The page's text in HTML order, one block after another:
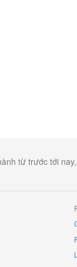
từ trước tới